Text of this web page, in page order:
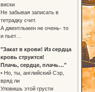
виски
Не забывая записать в
тетрадку счет.
А джентльмен не очень- то
и пьет…
"Закат в крови! Из сердца
кровь струится!
Плачь, сердце, плачь…"
• Но, ты, английский Сэр,
вряд ли
Уловишь этой грусти